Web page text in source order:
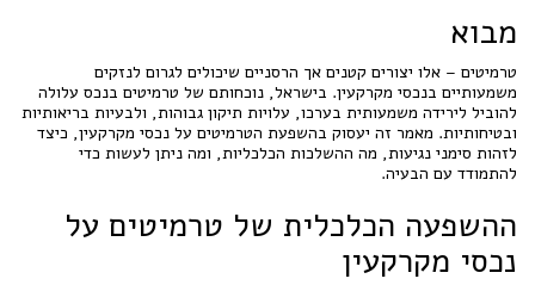
מבוא
טרמיטים – אלו יצורים קטנים אך הרסניים שיכולים לגרום לנזקים
משמעותיים בנכסי מקרקעין. בישראל, נוכחותם של טרמיטים בנכס עלולה
להוביל לירידה משמעותית בערכו, עלויות תיקון גבוהות, ולבעיות בריאותיות
ובטיחותיות. מאמר זה יעסוק בהשפעת הטרמיטים על נכסי מקרקעין, כיצד
לזהות סימני נגיעות, מה ההשלכות הכלכליות, ומה ניתן לעשות כדי
להתמודד עם הבעיה.
ההשפעה הכלכלית של טרמיטים על
נכסי מקרקעין